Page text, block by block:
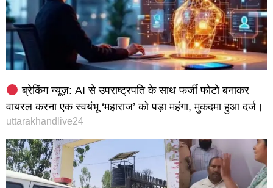
ब्रेकिंग न्यूज़: AI से उपराष्ट्रपति के साथ फर्जी फोटो बनाकर
वायरल करना एक स्वयंभू ‘महाराज’ को पड़ा महंगा, मुकदमा हुआ दर्ज।
uttarakhandlive24